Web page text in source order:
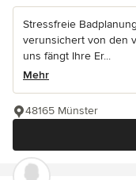
Stressfreie
verunsichert von den
uns fängt Ihre Er...
Mehr
48165 Münster